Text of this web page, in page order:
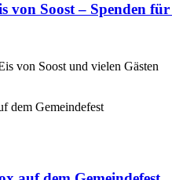
von Soost – Spenden
von Soost und vielen Gästen